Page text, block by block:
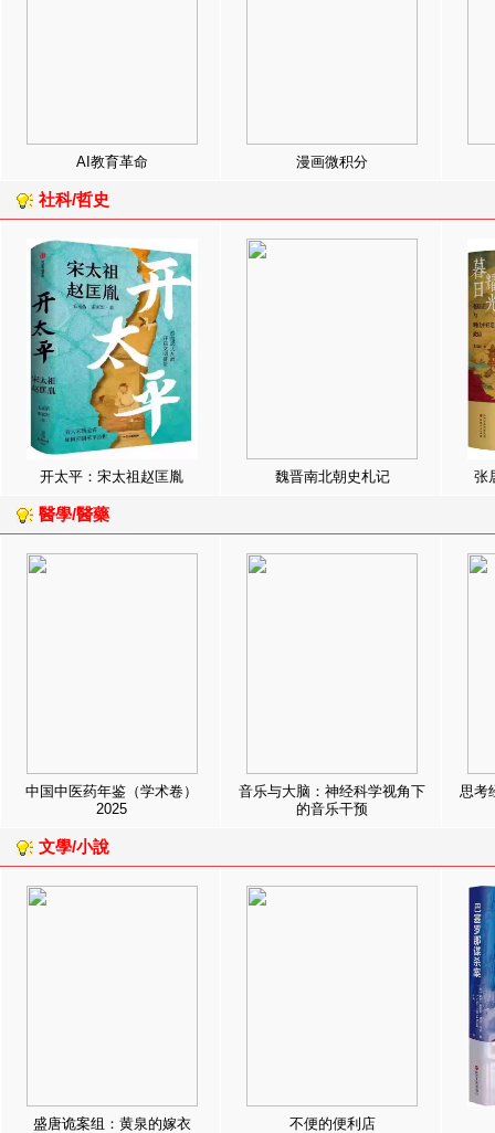
AI教育革命 漫画微积分
社科/哲史
开太平：宋太祖赵匡胤 魏晋南北朝史札记 张
醫學/醫藥
中国中医药年鉴（学术卷）
2025
音乐与大脑：神经科学视角下
的音乐干预
思考
文學/小說
盛唐诡案组：黄泉的嫁衣 不便的便利店